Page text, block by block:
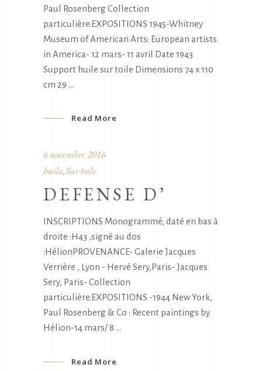
Paul Rosenberg Collection
particulière.EXPOSITIONS 1945-Whitney
Museum of American Arts: European artists
in America- 12 mars- 11 avril Date 1943
Support huile sur toile Dimensions 74 x 110
cm 29
Read More
6 novembre 2016
huile, Sur toile
DEFENSE D’
INSCRIPTIONS Monogrammé, daté en bas à
droite :H43 ,signé au dos
:HélionPROVENANCE- Galerie Jacques
Verrière , Lyon - Hervé Sery,Paris- Jacques
Sery, Paris- Collection
particulière.EXPOSITIONS -1944 New York,
Paul Rosenberg & Co : Recent paintings by
Hélion-14 mars/ 8
Read More